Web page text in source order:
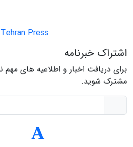
Press
اشتراک خبرنامه
برای دریافت اخبار و اطلاعیه های مهم
مشترک شوید.